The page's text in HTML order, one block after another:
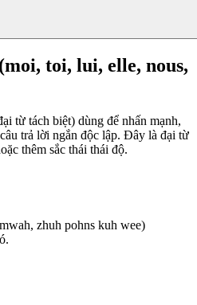
toi, lui, elle, nous,
từ tách biệt) dùng để nhấn mạnh,
trả lời ngắn độc lập. Đây là đại từ
thêm sắc thái thái độ.
zhuh pohns kuh wee)